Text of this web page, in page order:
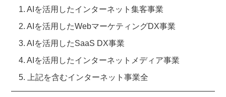
1. AIを活用したインターネット集客事業
2. AIを活用したWebマーケティングDX事業
3. AIを活用したSaaS DX事業
4. AIを活用したインターネットメディア事業
5. 上記を含むインターネット事業全